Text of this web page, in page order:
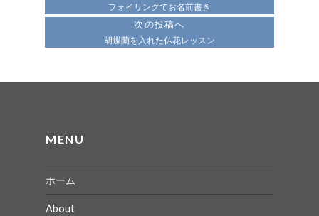
ー
フォイリングでお名前書き
次の投稿へ
胡蝶蘭を入れた仏花レッスン
MENU
ホーム
About